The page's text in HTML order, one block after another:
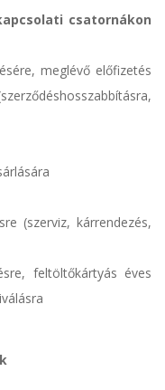
csatornákon
meglévő előfizetés
(szerviz, kárrendezés,
feltöltőkártyás éves